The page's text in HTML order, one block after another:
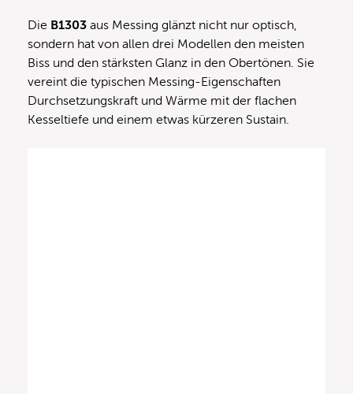
Die B1303 aus Messing glänzt nicht nur optisch,
sondern hat von allen drei Modellen den meisten
Biss und den stärksten Glanz in den Obertönen. Sie
vereint die typischen Messing-Eigenschaften
Durchsetzungskraft und Wärme mit der flachen
Kesseltiefe und einem etwas kürzeren Sustain.